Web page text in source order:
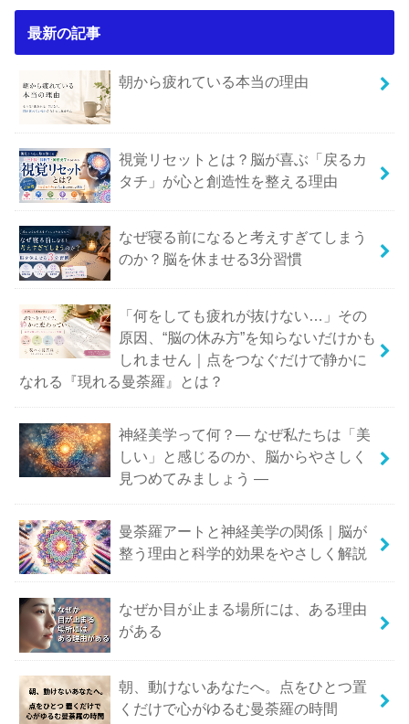
最新の記事
朝から疲れている本当の理由
視覚リセットとは？脳が喜ぶ「戻るカ
タチ」が心と創造性を整える理由
なぜ寝る前になると考えすぎてしまう
のか？脳を休ませる3分習慣
「何をしても疲れが抜けない…」その
原因、“脳の休み方”を知らないだけかも
しれません｜点をつなぐだけで静かに
なれる『現れる曼荼羅』とは？
神経美学って何？― なぜ私たちは「美
しい」と感じるのか、脳からやさしく
見つめてみましょう ―
曼荼羅アートと神経美学の関係｜脳が
整う理由と科学的効果をやさしく解説
なぜか目が止まる場所には、ある理由
がある
朝、動けないあなたへ。点をひとつ置
くだけで心がゆるむ曼荼羅の時間